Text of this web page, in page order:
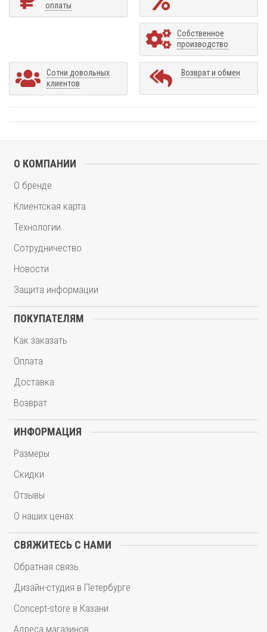
оплаты
Собственное
производство
Сотни довольных
клиентов
Возврат и обмен
О КОМПАНИИ
О бренде
Клиентская карта
Технологии
Сотрудничество
Новости
Защита информации
ПОКУПАТЕЛЯМ
Как заказать
Оплата
Доставка
Возврат
ИНФОРМАЦИЯ
Размеры
Скидки
Отзывы
О наших ценах
СВЯЖИТЕСЬ С НАМИ
Обратная связь
Дизайн-студия в Петербурге
Concept-store в Казани
Адреса магазинов